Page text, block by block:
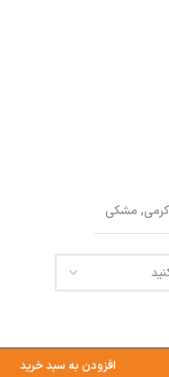
کرمی, مشکی
افزودن به سبد خرید